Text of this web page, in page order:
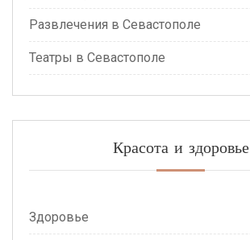
Развлечения в Севастополе
Театры в Севастополе
Красота и здоровье
Здоровье